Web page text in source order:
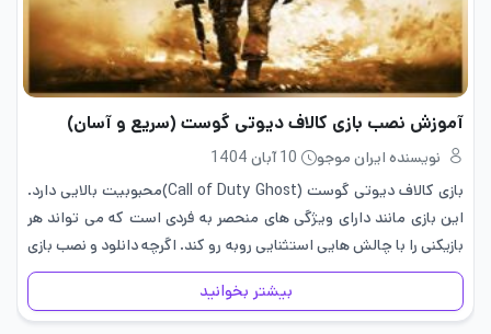
آموزش نصب بازی کالاف دیوتی گوست (سریع و آسان)
نویسنده ایران موجو
10 آبان 1404
بازی کالاف دیوتی گوست (Call of Duty Ghost)محبوبیت بالایی دارد.
این بازی مانند دارای ویژگی های منحصر به فردی است که می تواند هر
بازیکنی را با چالش هایی استثنایی روبه رو کند. اگرچه دانلود و نصب بازی
کال اف…
بیشتر بخوانید